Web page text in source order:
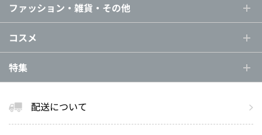
ファッション・雑貨・その他
コスメ
特集
配送について